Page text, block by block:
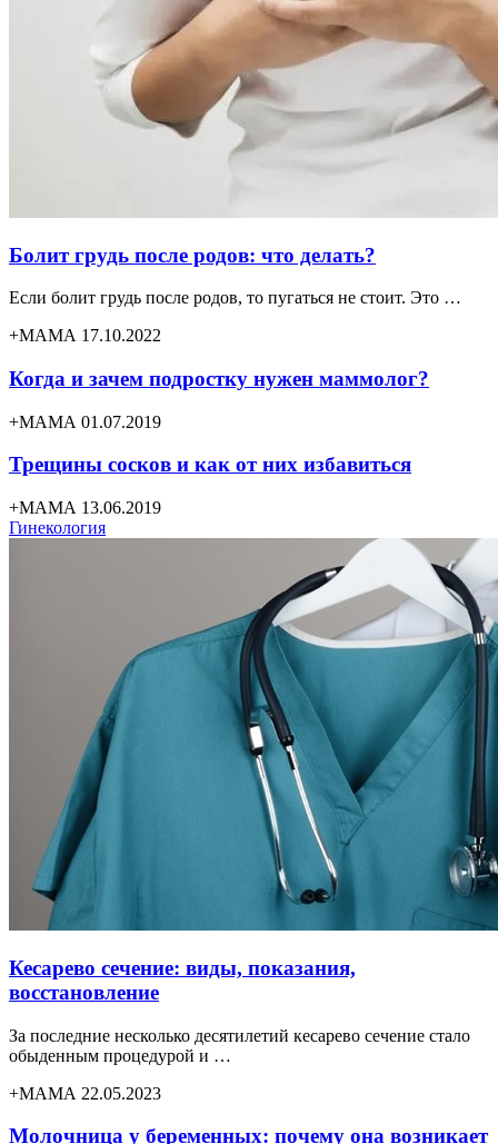
Болит грудь после родов: что делать?
Если болит грудь после родов, то пугаться не стоит. Это …
+МАМА 17.10.2022
Когда и зачем подростку нужен маммолог?
+МАМА 01.07.2019
Трещины сосков и как от них избавиться
+МАМА 13.06.2019
Гинекология
Кесарево сечение: виды, показания,
восстановление
За последние несколько десятилетий кесарево сечение стало
обыденным процедурой и …
+МАМА 22.05.2023
Молочница у беременных: почему она возникает